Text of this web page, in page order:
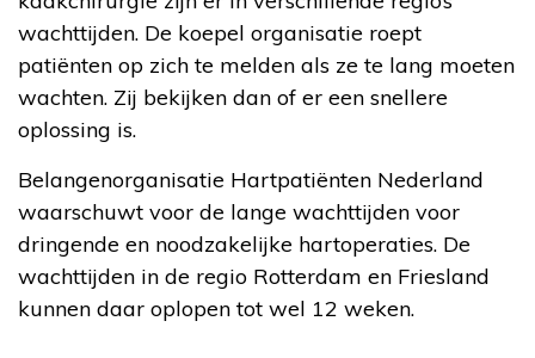
wachttijden. De koepel organisatie roept
patiënten op zich te melden als ze te lang moeten
wachten. Zij bekijken dan of er een snellere
oplossing is.
Belangenorganisatie Hartpatiënten Nederland
waarschuwt voor de lange wachttijden voor
dringende en noodzakelijke hartoperaties. De
wachttijden in de regio Rotterdam en Friesland
kunnen daar oplopen tot wel 12 weken.